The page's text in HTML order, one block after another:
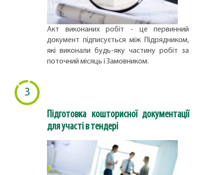
Акт виконаних робіт - це первинний
документ підписується між Підрядником,
які виконали будь-яку частину робіт за
поточний місяць і Замовником.
3
Підготовка кошторисної документації
для участі в тендері